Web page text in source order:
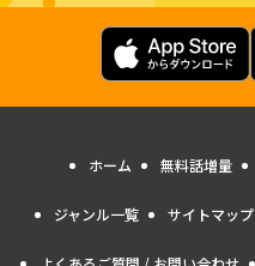
ホーム 無料話増量
ジャンル一覧 サイトマップ